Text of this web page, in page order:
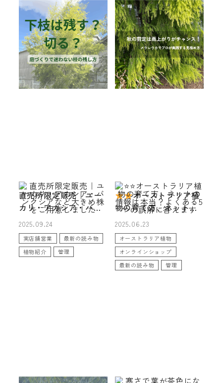
下枝は残す？切る？庭
づくりで迷わない枝の
残し方のコツ
2025.10.21
オーストラリア植物
剪定
園芸資材
最新の読み物
秋剪定は“雨上がり”を
狙え！メラレウカで実
践するプロの見極め方
2025.10.15
メラレウカ
剪定
最新の読み物
直売所限定販売｜ユー
カリ・アカシア・バン
クシアなど大きめ株を
ご用意しました
2025.09.24
実店舗営業
最新の読み物
植物紹介
管理
オーストラリア植
物の育て方、ネットの
情報は本当？よくある5
つの誤解に答えます
2025.06.23
オーストラリア植物
オンラインショップ
最新の読み物
管理